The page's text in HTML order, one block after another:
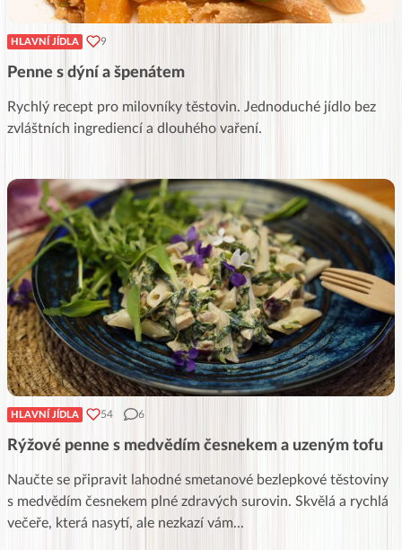
HLAVNÍ JÍDLA 9
Penne s dýní a špenátem
Rychlý recept pro milovníky těstovin. Jednoduché jídlo bez
zvláštních ingrediencí a dlouhého vaření.
HLAVNÍ JÍDLA 54 6
Rýžové penne s medvědím česnekem a uzeným tofu
Naučte se připravit lahodné smetanové bezlepkové těstoviny
s medvědím česnekem plné zdravých surovin. Skvělá a rychlá
večeře, která nasytí, ale nezkazí vám...